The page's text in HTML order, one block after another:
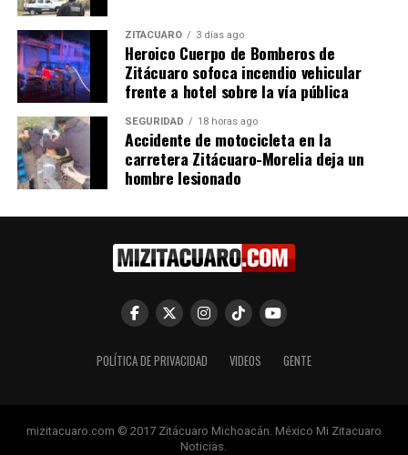
9 febrero, 2019
En "México"
RELATED TOPICS:
Miguel Ángel Osorio Chong en pocas palabras le dice a
la CNTE cuidadito con seguir porque ya me conocerán
DON'T MISS
ZITÁCUARO 3 días ago
Heroico Cuerpo de Bomberos de
Zitácuaro sofoca incendio vehicular
frente a hotel sobre la vía pública
SEGURIDAD 18 horas ago
Accidente de motocicleta en la
carretera Zitácuaro-Morelia deja un
hombre lesionado
POLÍTICA DE PRIVACIDAD VIDEOS GENTE
mizitacuaro.com © 2017 Zitácuaro Michoacán. México Mi Zitacuaro
Noticias.